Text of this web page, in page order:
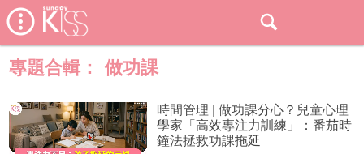
專題合輯： 做功課
時間管理 | 做功課分心？兒童心理
學家「高效專注力訓練」：番茄時
鐘法拯救功課拖延